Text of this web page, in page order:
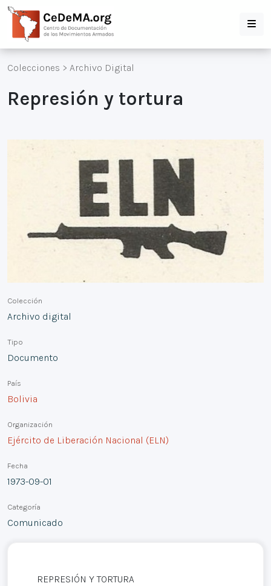
Colecciones > Archivo Digital
Represión y tortura
Colección
Archivo digital
Tipo
Documento
País
Bolivia
Organización
Ejército de Liberación Nacional (ELN)
Fecha
1973-09-01
Categoría
Comunicado
REPRESIÓN Y TORTURA